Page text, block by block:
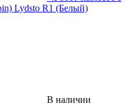
Lydsto R1 (Белый)
В наличии